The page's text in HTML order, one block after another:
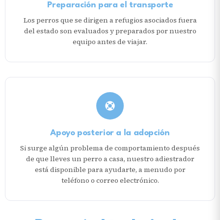
Preparación para el transporte
Los perros que se dirigen a refugios asociados fuera
del estado son evaluados y preparados por nuestro
equipo antes de viajar.
Apoyo posterior a la adopción
Si surge algún problema de comportamiento después
de que lleves un perro a casa, nuestro adiestrador
está disponible para ayudarte, a menudo por
teléfono o correo electrónico.